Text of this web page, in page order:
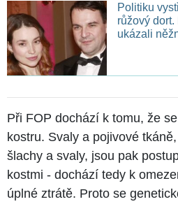
Politiku
růžový
ukázali
Při FOP dochází k tomu, že
kostru. Svaly a pojivové
šlachy a svaly, jsou pak
kostmi - dochází tedy k
úplné ztrátě. Proto se